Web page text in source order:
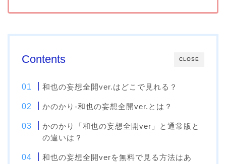
CLOSE
Contents
和也の妄想全開ver.はどこで見れる？
かのかり-和也の妄想全開ver.とは？
かのかり「和也の妄想全開ver」と通常版と
の違いは？
和也の妄想全開verを無料で見る方法はあ